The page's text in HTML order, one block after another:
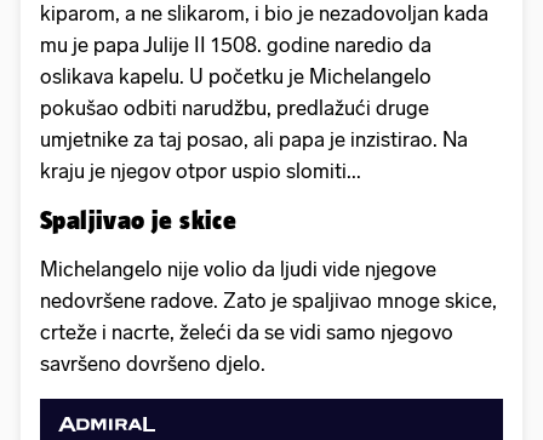
kiparom, a ne slikarom, i bio je nezadovoljan kada
mu je papa Julije II 1508. godine naredio da
oslikava kapelu. U početku je Michelangelo
pokušao odbiti narudžbu, predlažući druge
umjetnike za taj posao, ali papa je inzistirao. Na
kraju je njegov otpor uspio slomiti...
Spaljivao je skice
Michelangelo nije volio da ljudi vide njegove
nedovršene radove. Zato je spaljivao mnoge skice,
crteže i nacrte, želeći da se vidi samo njegovo
savršeno dovršeno djelo.